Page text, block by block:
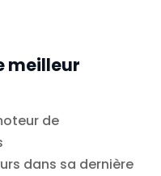
meilleur
de
dans sa dernière